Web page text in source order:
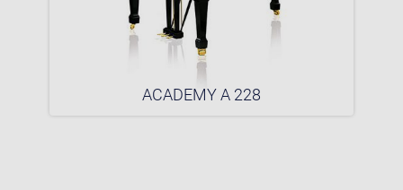
ACADEMY A 228